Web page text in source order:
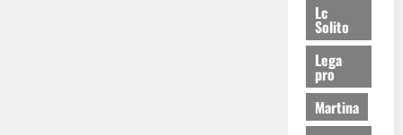
Lc
Solito
Lega
pro
Martina